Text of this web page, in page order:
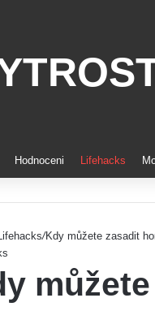
Hodnoceni Lifehacks
/Kdy můžete zasadit